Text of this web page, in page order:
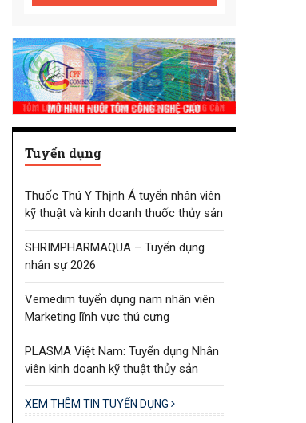
Tuyển dụng
Thuốc Thú Y Thịnh Á tuyển nhân viên
kỹ thuật và kinh doanh thuốc thủy sản
SHRIMPHARMAQUA – Tuyển dụng
nhân sự 2026
Vemedim tuyển dụng nam nhân viên
Marketing lĩnh vực thú cưng
PLASMA Việt Nam: Tuyển dụng Nhân
viên kinh doanh kỹ thuật thủy sản
XEM THÊM TIN TUYỂN DỤNG